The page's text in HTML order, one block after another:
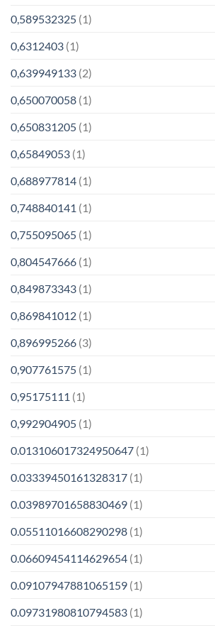
0,589532325 (1)
0,6312403 (1)
0,639949133 (2)
0,650070058 (1)
0,650831205 (1)
0,65849053 (1)
0,688977814 (1)
0,748840141 (1)
0,755095065 (1)
0,804547666 (1)
0,849873343 (1)
0,869841012 (1)
0,896995266 (3)
0,907761575 (1)
0,95175111 (1)
0,992904905 (1)
0.013106017324950647 (1)
0.03339450161328317 (1)
0.03989701658830469 (1)
0.05511016608290298 (1)
0.06609454114629654 (1)
0.09107947881065159 (1)
0.09731980810794583 (1)